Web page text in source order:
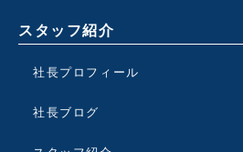
スタッフ紹介
社長プロフィール
社長ブログ